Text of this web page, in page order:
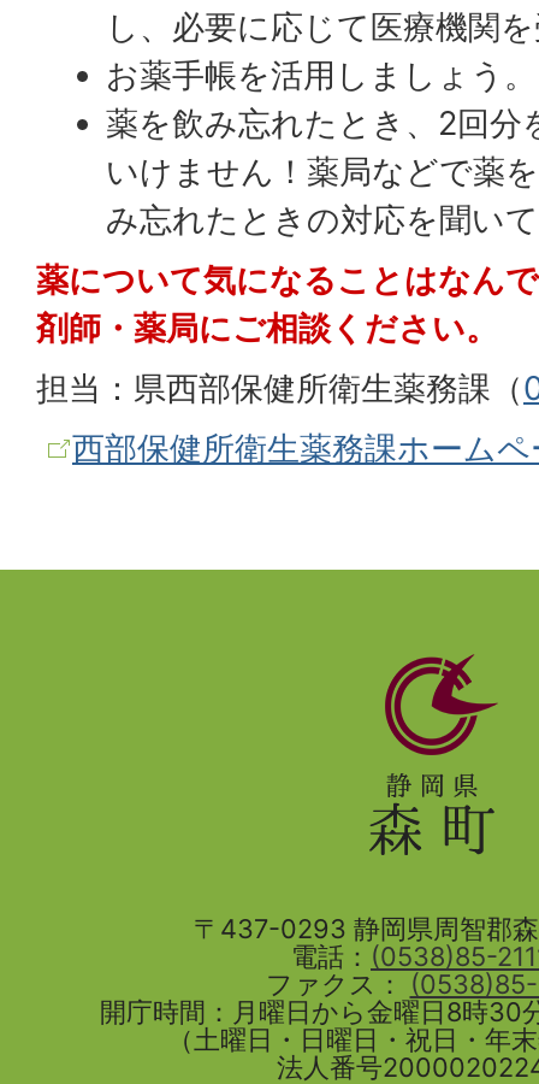
し、必要に応じて医療機関
お薬手帳を活用しましょう。
薬を飲み忘れたとき、2回分
いけません！薬局などで薬
み忘れたときの対応を聞い
薬について気になることはなん
剤師・薬局にご相談ください。
担当：県西部保健所衛生薬務課（
西部保健所衛生薬務課ホーム
静
岡
県
森
町
〒437-0293 静岡県周智郡
電話： (0538)85-
ファクス：
開庁時間：月曜日から金曜日8時30
（土曜日・日曜日・祝日・年
法人番号